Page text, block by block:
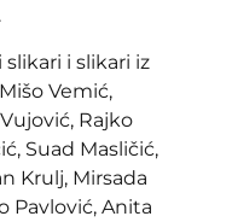
i slikari iz
Vemić,
Rajko
Suad Masličić,
Krulj, Mirsada
Pavlović, Anita